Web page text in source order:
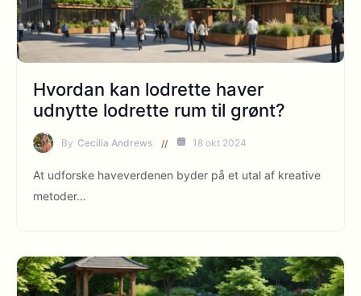
Hvordan kan lodrette haver
udnytte lodrette rum til grønt?
By Cecilia Andrews 18 okt 2024
At udforske haveverdenen byder på et utal af kreative
metoder…